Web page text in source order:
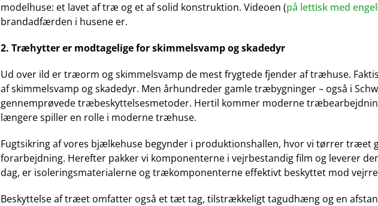
modelhuse: et lavet af træ og et af solid konstruktion. Videoen (på lettisk med
brandadfærden i husene er.
2. Træhytter er modtagelige for skimmelsvamp og skadedyr
Ud over ild er træorm og skimmelsvamp de mest frygtede fjender af træhuse.
af skimmelsvamp og skadedyr. Men århundreder gamle træbygninger – også i
gennemprøvede træbeskyttelsesmetoder. Hertil kommer moderne
længere spiller en rolle i moderne træhuse.
Fugtsikring af vores bjælkehuse begynder i produktionshallen, hvor vi tørrer
forarbejdning. Herefter pakker vi komponenterne i vejrbestandig film og leverer
dag, er isoleringsmaterialerne og trækomponenterne effektivt beskyttet mod
Beskyttelse af træet omfatter også et tæt tag, tilstrækkeligt tagudhæng og en